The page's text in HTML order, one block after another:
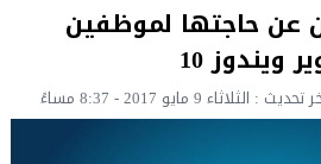
عن حاجتها لموظفين
ويندوز 10
: الثلاثاء 9 مايو 2017 - 8:37 مساءً